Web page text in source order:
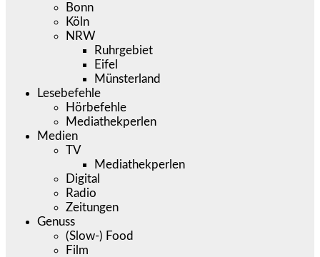
Bonn
Köln
NRW
Ruhrgebiet
Eifel
Münsterland
Lesebefehle
Hörbefehle
Mediathekperlen
Medien
TV
Mediathekperlen
Digital
Radio
Zeitungen
Genuss
(Slow-) Food
Film